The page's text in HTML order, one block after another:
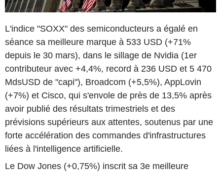
L'indice "SOXX" des semiconducteurs a égalé en
séance sa meilleure marque à 533 USD (+71%
depuis le 30 mars), dans le sillage de Nvidia (1er
contributeur avec +4,4%, record à 236 USD et 5 470
MdsUSD de "capi"), Broadcom (+5,5%), AppLovin
(+7%) et Cisco, qui s'envole de près de 13,5% après
avoir publié des résultats trimestriels et des
prévisions supérieurs aux attentes, soutenus par une
forte accélération des commandes d'infrastructures
liées à l'intelligence artificielle.
Le Dow Jones (+0,75%) inscrit sa 3e meilleure